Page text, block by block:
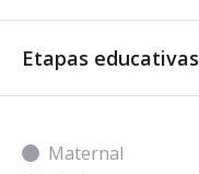
Etapas educativas
Maternal